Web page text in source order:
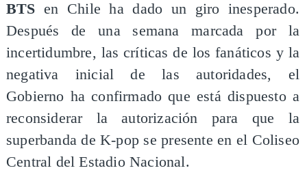
BTS en Chile ha dado un giro inesperado.
Después de una semana marcada por la
incertidumbre, las críticas de los fanáticos y la
negativa inicial de las autoridades, el
Gobierno ha confirmado que está dispuesto a
reconsiderar la autorización para que la
superbanda de K-pop se presente en el Coliseo
Central del Estadio Nacional.